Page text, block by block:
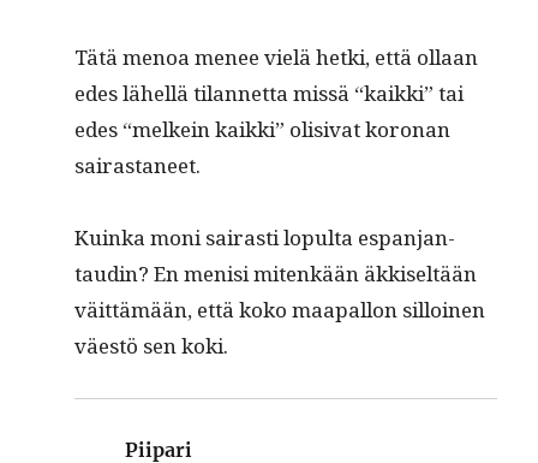
Tätä menoa menee vielä het­ki, että ollaan
edes lähel­lä tilan­net­ta mis­sä “kaik­ki” tai
edes “melkein kaik­ki” oli­si­vat koro­nan
sairastaneet.
Kuin­ka moni sairasti lop­ul­ta espan­jan­
taudin? En menisi mitenkään äkkiseltään
väit­tämään, että koko maa­pal­lon sil­loinen
väestö sen koki.
Piipari